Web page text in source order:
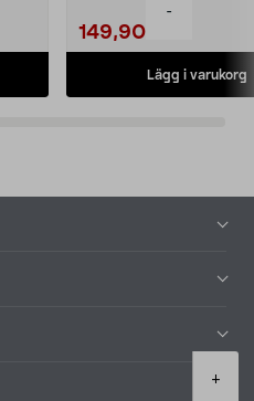
-
+
149,90
Lägg i varukorg